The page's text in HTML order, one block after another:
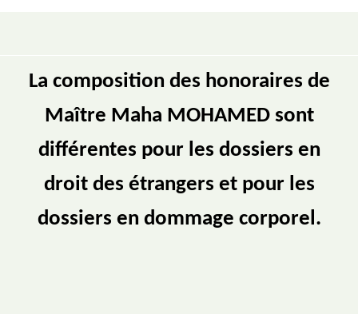
La composition des honoraires de
Maître Maha MOHAMED sont
différentes pour les dossiers en
droit des étrangers et pour les
dossiers en dommage corporel.